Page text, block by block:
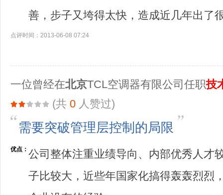
善，步子又垮得太快，造成近几年出了
点评时间：2013-06-08 07:24
一位曾经在北京TCL空调器有限公司任职技
(共 0 人赞过)
需要突破管理层控制的局限
优点： 公司整体注重业绩导向、内部优秀人才
子比较大，近些年国家化搞得轰轰烈烈